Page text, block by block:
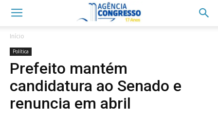
Início
Política
Prefeito mantém
candidatura ao Senado e
renuncia em abril